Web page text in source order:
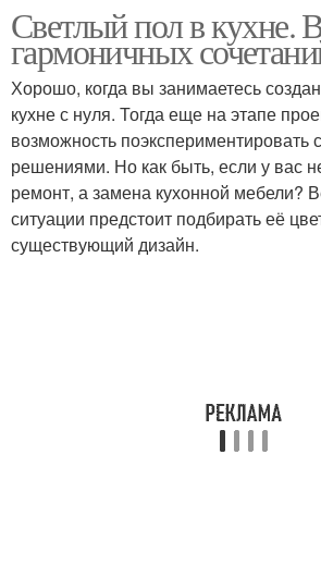
Светлый пол в кухне.
гармоничных
Хорошо, когда вы занимаетесь
кухне с нуля. Тогда еще на этапе
возможность поэкспериментировать
решениями. Но как быть, если у вас
ремонт, а замена кухонной мебели?
ситуации предстоит подбирать её
существующий дизайн.